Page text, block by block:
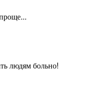
людям больно!